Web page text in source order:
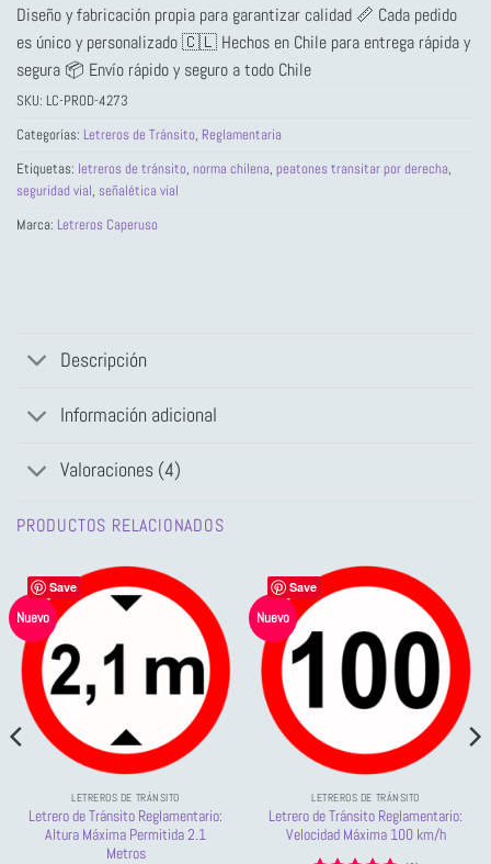
Diseño y fabricación propia para garantizar calidad 📏 Cada pedido
es único y personalizado 🇨🇱 Hechos en Chile para entrega rápida y
segura 📦 Envío rápido y seguro a todo Chile
SKU: LC-PROD-4273
Categorías: Letreros de Tránsito, Reglamentaria
Etiquetas: letreros de tránsito, norma chilena, peatones transitar por derecha,
seguridad vial, señalética vial
Marca: Letreros Caperuso
Descripción
Información adicional
Valoraciones (4)
PRODUCTOS RELACIONADOS
Save
Nuevo
LETREROS DE TRÁNSITO
Letrero de Tránsito Reglamentario:
Altura Máxima Permitida 2.1
Metros
Save
Nuevo
LETREROS DE TRÁNSITO
Letrero de Tránsito Reglamentario:
Velocidad Máxima 100 km/h